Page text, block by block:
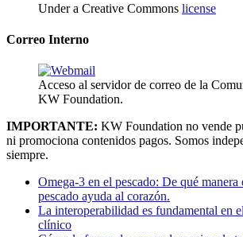
Under a Creative Commons license
Correo Interno
Acceso al servidor de correo de la
KW Foundation.
IMPORTANTE: KW Foundation no vende
ni promociona contenidos pagos. Somos
siempre.
Omega-3 en el pescado: De qué manera
pescado ayuda al corazón.
La interoperabilidad es fundamental en
clínico